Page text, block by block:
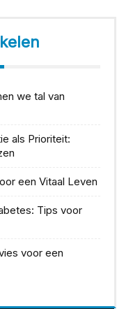
we tal van
als Prioriteit:
een Vitaal Leven
Tips voor
voor een